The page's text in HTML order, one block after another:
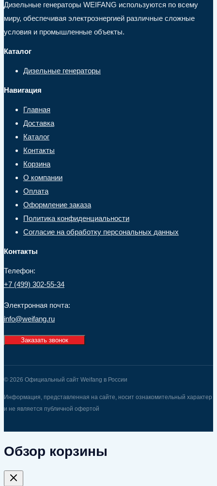
Дизельные генераторы WEIFANG используются по всему
миру, обеспечивая электроэнергией различные сложные
условия и промышленные объекты.
Каталог
Дизельные генераторы
Навигация
Главная
Доставка
Каталог
Контакты
Корзина
О компании
Оплата
Оформление заказа
Политика конфиденциальности
Согласие на обработку персональных данных
Контакты
Телефон:
+7 (499) 302-55-34
Электронная почта:
info@weifang.ru
Заказать звонок
© 2026 Официальный сайт Weifang в России
Информация, представленная на сайте, носит ознакомительный характер
и не является публичной офертой
Обзор корзины